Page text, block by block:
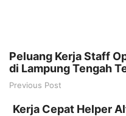
Peluang Kerja Staff
di Lampung Tengah
Previous Post
Kerja Cepat Helper